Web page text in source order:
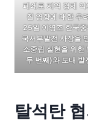
폐쇄로 지역 경제
칠 영향에 대한 우
25일 이영조 한국
국서부발전 사장을
소중립 실현을 위한
두 번째)와 도내 발
탈석탄